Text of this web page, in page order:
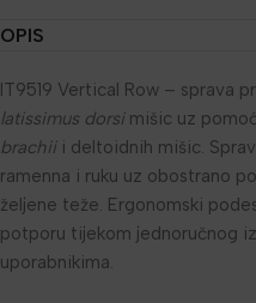
OPIS
IT9519 Vertical Row – sprava
latissimus dorsimišic uz
brachiii deltoidnih mišic.
ramenna i ruku uz obostrano
željene teže. Ergonomski
potporu tijekom jednoručnog
uporabnikima.